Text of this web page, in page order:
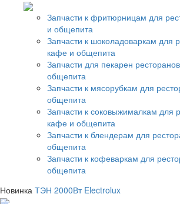
Запчасти к фритюрницам для
и общепита
Запчасти к шоколадоваркам для
кафе и общепита
Запчасти для пекарен
общепита
Запчасти к мясорубкам для
общепита
Запчасти к соковыжималкам для
кафе и общепита
Запчасти к блендерам для
общепита
Запчасти к кофеваркам для
общепита
Новинка ТЭН 2000Вт Electrolux